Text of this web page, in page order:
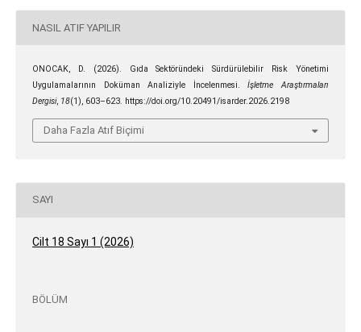
NASIL ATIF YAPILIR
ONOCAK, D. (2026). Gıda Sektöründeki Sürdürülebilir Risk Yönetimi
Uygulamalarının Doküman Analiziyle İncelenmesi.İşletme Araştırmaları
Dergisi, 18(1), 603–623. https://doi.org/10.20491/isarder.2026.2198
Daha Fazla Atıf Biçimi
SAYI
Cilt 18 Sayı 1 (2026)
BÖLÜM